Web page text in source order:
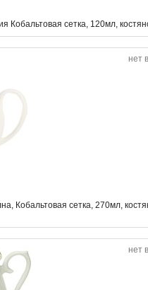
Кобальтовая сетка, 120мл,
нет
Кобальтовая сетка, 270мл,
нет